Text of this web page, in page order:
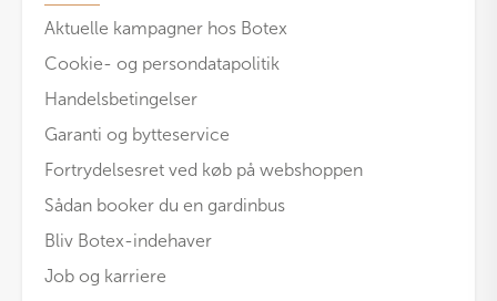
Aktuelle kampagner hos Botex
Cookie- og persondatapolitik
Handelsbetingelser
Garanti og bytteservice
Fortrydelsesret ved køb på webshoppen
Sådan booker du en gardinbus
Bliv Botex-indehaver
Job og karriere